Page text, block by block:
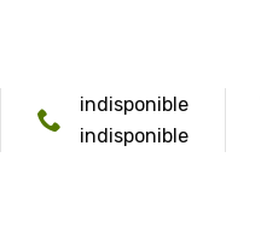
indisponible
indisponible